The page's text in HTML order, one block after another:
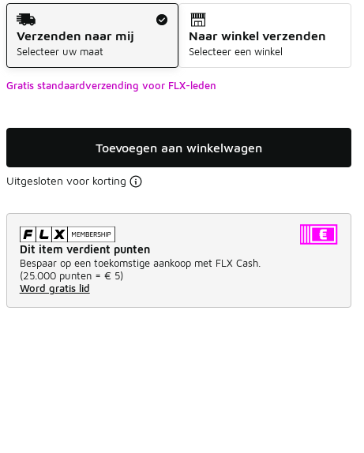
Verzendmethode
Verzenden naar mij
Selecteer uw maat
Naar winkel verzenden
Selecteer een winkel
Gratis standaardverzending voor FLX-leden
Toevoegen aan winkelwagen
Uitgesloten voor korting
Dit item verdient punten
Bespaar op een toekomstige aankoop met FLX Cash.
(25.000 punten = € 5)
Word gratis lid